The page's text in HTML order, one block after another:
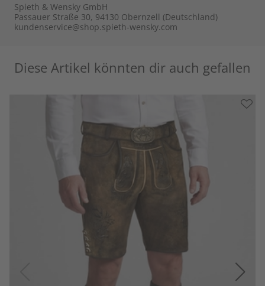
Spieth & Wensky GmbH
Passauer Straße 30, 94130 Obernzell (Deutschland)
kundenservice@shop.spieth-wensky.com
Diese Artikel könnten dir auch gefallen